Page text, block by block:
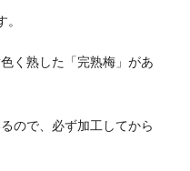
く熟した「完熟梅」があ
ので、必ず加工してから